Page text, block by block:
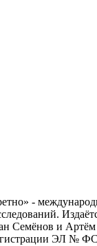
-
Семёнов и
ЭЛ №